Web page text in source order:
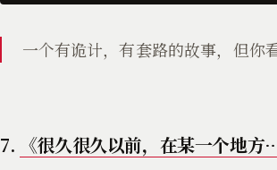
一个有诡计，有套路的故事，但你
7. 《很久很久以前，在某一个地方